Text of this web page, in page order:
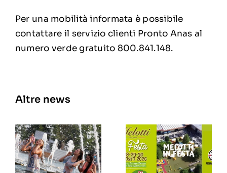
Per una mobilità informata è possibile
contattare il servizio clienti Pronto Anas al
numero verde gratuito 800.841.148.
Altre news